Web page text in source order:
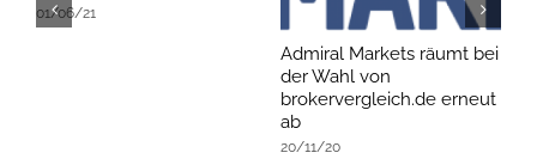
01/06/21
Admiral Markets räumt bei
der Wahl von
brokervergleich.de erneut
ab
20/11/20